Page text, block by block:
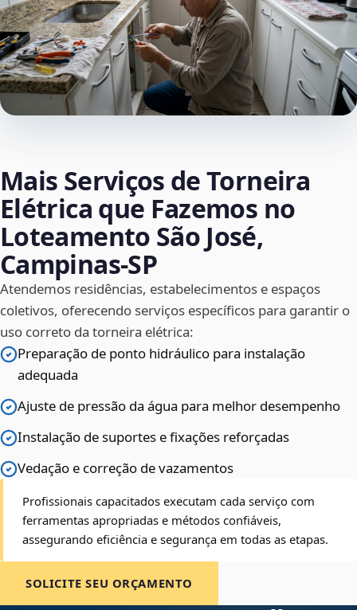
Mais Serviços de Torneira
Elétrica que Fazemos no
Loteamento São José,
Campinas‑SP
Atendemos residências, estabelecimentos e espaços
coletivos, oferecendo serviços específicos para garantir o
uso correto da torneira elétrica:
Preparação de ponto hidráulico para instalação
adequada
Ajuste de pressão da água para melhor desempenho
Instalação de suportes e fixações reforçadas
Vedação e correção de vazamentos
Profissionais capacitados executam cada serviço com
ferramentas apropriadas e métodos confiáveis,
assegurando eficiência e segurança em todas as etapas.
SOLICITE SEU ORÇAMENTO